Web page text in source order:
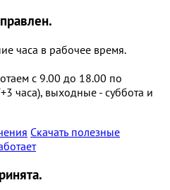
часа в рабочее время.
с 9.00 до 18.00 по
часа), выходные - суббота и
Скачать полезные